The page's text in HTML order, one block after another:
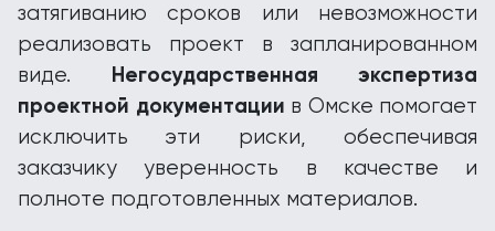
затягиванию сроков или невозможности
реализовать проект в запланированном
виде. Негосударственная экспертиза
проектной документации в Омске помогает
исключить эти риски, обеспечивая
заказчику уверенность в качестве и
полноте подготовленных материалов.